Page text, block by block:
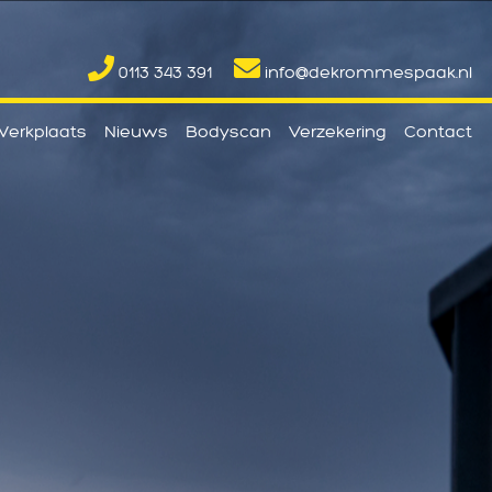
0113 343 391 info@dekrommespaak.nl
Nieuws Bodyscan Verzekering Contact